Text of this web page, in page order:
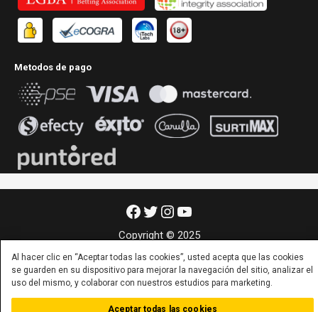
Metodos de pago
Facebook
Twitter
Instagram
YouTube
Copyright © 2025
Al hacer clic en “Aceptar todas las cookies”, usted acepta que las cookies
se guarden en su dispositivo para mejorar la navegación del sitio, analizar el
uso del mismo, y colaborar con nuestros estudios para marketing.
Aceptar todas las cookies